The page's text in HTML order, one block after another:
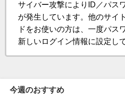
サイバー攻撃によりID／パス
が発生しています。他のサイ
ドをお使いの方は、一度パス
新しいログイン情報に設定し
今週のおすすめ